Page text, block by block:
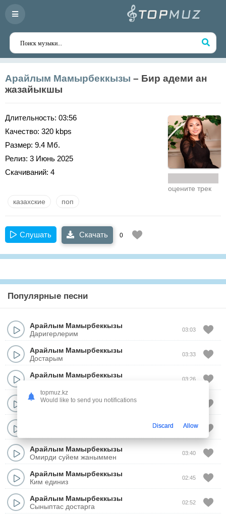
Арайлым Мамырбеккызы – Бир адеми ан
жазайыкшы
Длительность: 03:56
Качество: 320 kbps
Размер: 9.4 Мб.
Релиз: 3 Июнь 2025
Скачиваний: 4
оцените трек
казахские поп
Слушать Скачать 0
Популярные песни
Арайлым Мамырбеккызы
Даригерлерим
03:03
Арайлым Мамырбеккызы
Достарым
03:33
Арайлым Мамырбеккызы
03:26
Арайлым Мамырбеккызы
02:36
Арайлым Мамырбеккызы
Омирди суйем жаныммен
03:40
Арайлым Мамырбеккызы
Ким единиз
02:45
Арайлым Мамырбеккызы
Сыныптас достарга
02:52
topmuz.kz
Would like to send you notifications
Discard Allow